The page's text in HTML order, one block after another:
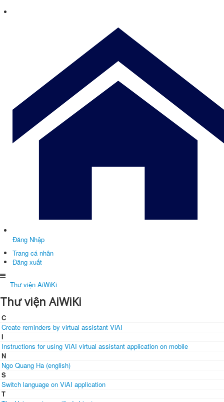
Đăng Nhập
Trang cá nhân
Đăng xuất
Thư viện AiWiKi
Thư viện AiWiKi
C
Create reminders by virtual assistant ViAI
I
Instructions for using ViAI virtual assistant application on mobile
N
Ngo Quang Ha (english)
S
Switch language on ViAI application
T